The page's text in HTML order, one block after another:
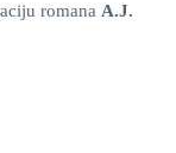
romana A.J.